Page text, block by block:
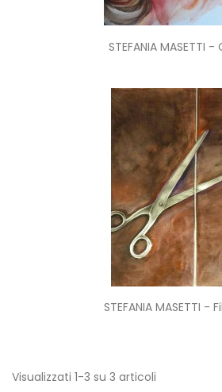
STEFANIA MASETTI -
STEFANIA MASETTI -
Visualizzati 1-3 su 3 articoli